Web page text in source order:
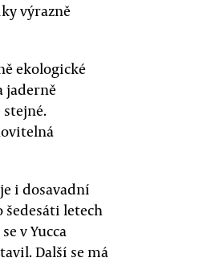
výrazně
ekologické
jaderně
i dosavadní
šedesáti letech
v Yucca
Další se má